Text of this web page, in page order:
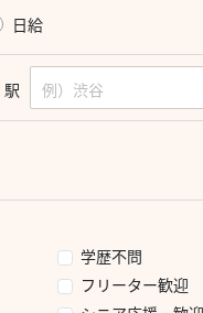
日給
駅
学歴不問
フリーター歓迎